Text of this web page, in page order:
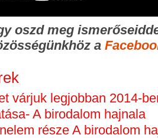
oszd meg
a
várjuk legjobban 2014-
A birodalom hajnala
része A birodalom